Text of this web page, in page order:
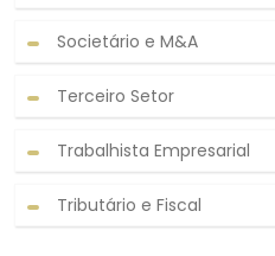
Societário e M&A
Terceiro Setor
Trabalhista Empresarial
Tributário e Fiscal